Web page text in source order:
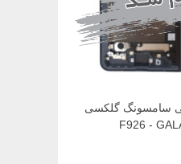
سامسونگ گلکسی
F926 -